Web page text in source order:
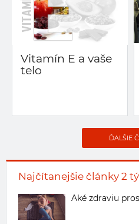
Najčítanejšie články 2
Aké zdraviu
Vitamín E a vaše
telo
ĎALŠIE